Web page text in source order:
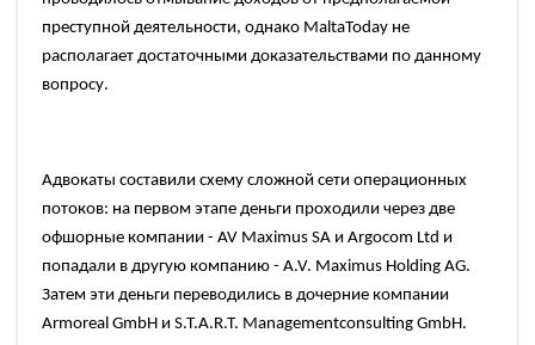
преступной деятельности, однако MaltaToday не
располагает достаточными доказательствами по данному
вопросу.
Адвокаты составили схему сложной сети операционных
потоков: на первом этапе деньги проходили через две
офшорные компании - AV Maximus SA и Argocom Ltd и
попадали в другую компанию - A.V. Maximus Holding AG.
Затем эти деньги переводились в дочерние компании
Armoreal GmbH и S.T.A.R.T. Managementconsulting GmbH.